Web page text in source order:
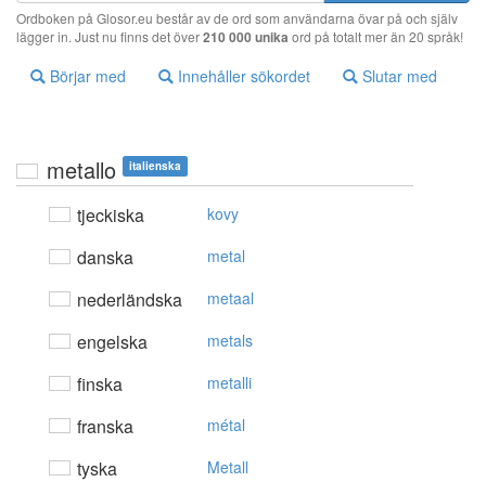
Ordboken på Glosor.eu består av de ord som användarna övar på och själv
lägger in. Just nu finns det över210 000 unika ord på totalt mer än 20 språk!
Börjar med Innehåller sökordet Slutar med
metallo italienska
tjeckiska kovy
danska metal
nederländska metaal
engelska metals
finska metalli
franska métal
tyska Metall